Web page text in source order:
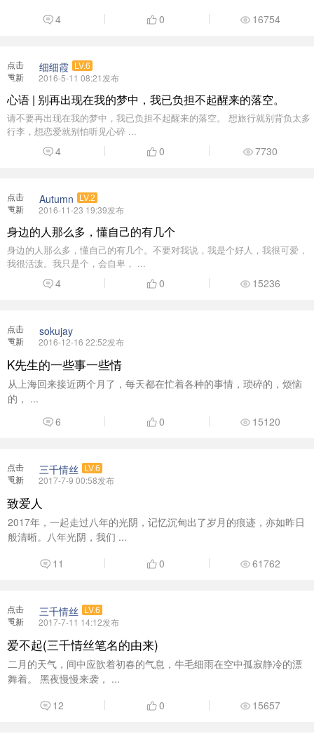
4
0 16754
点击
重新
细细霞 LV.6
2016-5-11 08:21发布
心语 | 别再出现在我的梦中，我已负担不起醒来的落空。
请不要再出现在我的梦中，我已负担不起醒来的落空。 想旅行就别背负太多
行李，想恋爱就别怕听见心碎 ...
4 0 7730
点击
重新
Autumn LV.2
2016-11-23 19:39发布
身边的人那么多，懂自己的有几个
身边的人那么多，懂自己的有几个。不要对我说，我是个好人，我很可爱，
我很活泼。我只是个，会自卑， ...
4 0 15236
点击
重新
sokujay
2016-12-16 22:52发布
K先生的一些事一些情
从上海回来接近两个月了，每天都在忙着各种的事情，琐碎的，烦恼
的， ...
6
0 15120
点击
重新
三千情丝 LV.6
2017-7-9 00:58发布
致爱人
2017年，一起走过八年的光阴，记忆沉甸出了岁月的痕迹，亦如昨日
般清晰。八年光阴，我们 ...
11
0 61762
点击
重新
三千情丝 LV.6
2017-7-11 14:12发布
爱不起(三千情丝笔名的由来)
二月的天气，间中应歆着初春的气息，牛毛细雨在空中孤寂静冷的漂
舞着。 黑夜慢慢来袭， ...
12
0 15657